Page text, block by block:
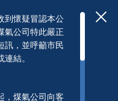
到懷疑冒認本公
氣公司特此嚴正
訊，並呼籲市民
結。
，煤氣公司向客